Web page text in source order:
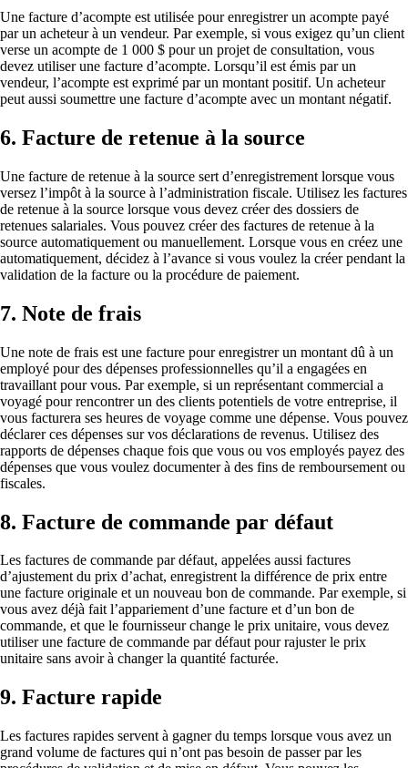
Une facture d’acompte est utilisée pour enregistrer un acompte payé
par un acheteur à un vendeur. Par exemple, si vous exigez qu’un client
verse un acompte de 1 000 $ pour un projet de consultation, vous
devez utiliser une facture d’acompte. Lorsqu’il est émis par un
vendeur, l’acompte est exprimé par un montant positif. Un acheteur
peut aussi soumettre une facture d’acompte avec un montant négatif.
6. Facture de retenue à la source
Une facture de retenue à la source sert d’enregistrement lorsque vous
versez l’impôt à la source à l’administration fiscale. Utilisez les factures
de retenue à la source lorsque vous devez créer des dossiers de
retenues salariales. Vous pouvez créer des factures de retenue à la
source automatiquement ou manuellement. Lorsque vous en créez une
automatiquement, décidez à l’avance si vous voulez la créer pendant la
validation de la facture ou la procédure de paiement.
7. Note de frais
Une note de frais est une facture pour enregistrer un montant dû à un
employé pour des dépenses professionnelles qu’il a engagées en
travaillant pour vous. Par exemple, si un représentant commercial a
voyagé pour rencontrer un des clients potentiels de votre entreprise, il
vous facturera ses heures de voyage comme une dépense. Vous pouvez
déclarer ces dépenses sur vos déclarations de revenus. Utilisez des
rapports de dépenses chaque fois que vous ou vos employés payez des
dépenses que vous voulez documenter à des fins de remboursement ou
fiscales.
8. Facture de commande par défaut
Les factures de commande par défaut, appelées aussi factures
d’ajustement du prix d’achat, enregistrent la différence de prix entre
une facture originale et un nouveau bon de commande. Par exemple, si
vous avez déjà fait l’appariement d’une facture et d’un bon de
commande, et que le fournisseur change le prix unitaire, vous devez
utiliser une facture de commande par défaut pour rajuster le prix
unitaire sans avoir à changer la quantité facturée.
9. Facture rapide
Les factures rapides servent à gagner du temps lorsque vous avez un
grand volume de factures qui n’ont pas besoin de passer par les